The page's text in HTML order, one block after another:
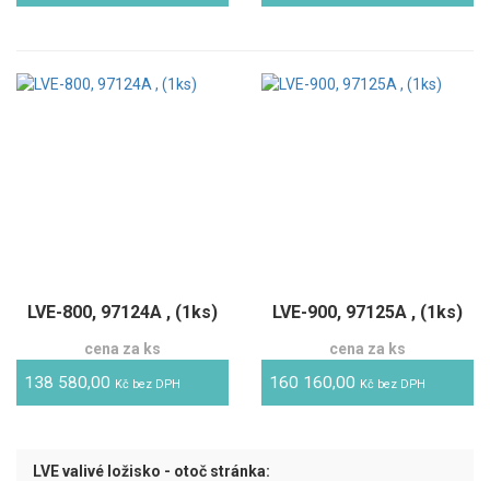
LVE-800, 97124A , (1ks)
cena za ks
138 580,00 Kč bez DPH
LVE-900, 97125A , (1ks)
cena za ks
160 160,00 Kč bez DPH
LVE valivé ložisko - otoč stránka: